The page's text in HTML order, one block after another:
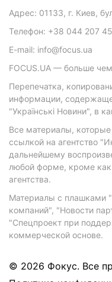
Адрес: 01133, г. Киев,
Телефон: +38 044 207
E-mail: info@focus.ua
FOCUS.UA — больше
Перепечатка,
информации,
"Українські Новини", в
Все материалы,
ссылкой на агентство
дальнейшему
любой форме, кроме
агентства.
Материалы с плашками
компаний", "Новости
"Спецпроект при
коммерческой основе.
© 2026 Фокус. Все